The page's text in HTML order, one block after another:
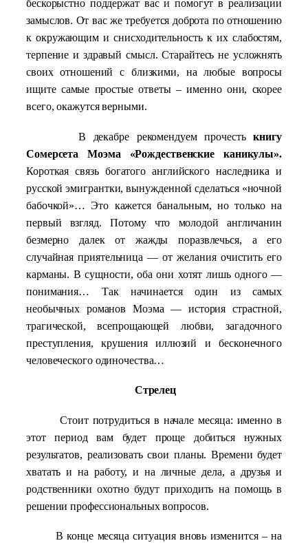
бескорыстно поддержат вас и помогут в реализации
замыслов. От вас же требуется доброта по отношению
к окружающим и снисходительность к их слабостям,
терпение и здравый смысл. Старайтесь не усложнять
своих отношений с близкими, на любые вопросы
ищите самые простые ответы – именно они, скорее
всего, окажутся верными.
В декабре рекомендуем прочестькнигу
Сомерсета Моэма «Рождественские каникулы».
Короткая связь богатого английского наследника и
русской эмигрантки, вынужденной сделаться «ночной
бабочкой»… Это кажется банальным, но только на
первый взгляд. Потому что молодой англичанин
безмерно далек от жажды поразвлечься, а его
случайная приятельница — от желания очистить его
карманы. В сущности, оба они хотят лишь одного —
понимания… Так начинается один из самых
необычных романов Моэма — история страстной,
трагической, всепрощающей любви, загадочного
преступления, крушения иллюзий и бесконечного
человеческого одиночества…
Стрелец
Стоит потрудиться в начале месяца: именно в
этот период вам будет проще добиться нужных
результатов, реализовать свои планы. Времени будет
хватать и на работу, и на личные дела, а друзья и
родственники охотно будут приходить на помощь в
решении профессиональных вопросов.
В конце месяца ситуация вновь изменится – на